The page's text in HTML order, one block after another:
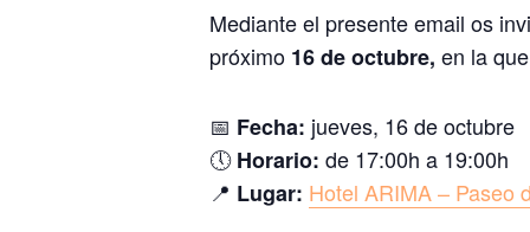
Mediante el presente email os
próximo 16 de octubre, en la
📅 Fecha: jueves, 16 de octubre
🕔Horario: de 17:00h a 19:00h
📍 Lugar: Hotel ARIMA – Paseo